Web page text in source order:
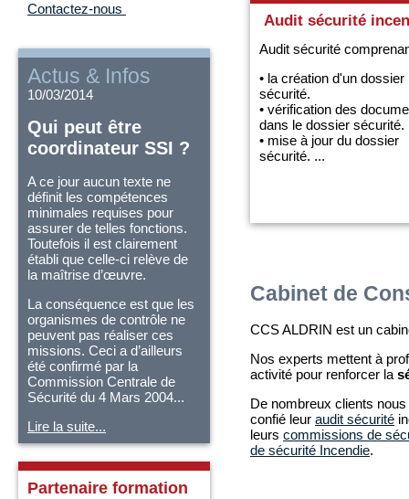
Contactez-nous
Actus & Infos
10/03/2014
Qui peut être
coordinateur SSI ?
A ce jour aucun texte ne
définit les compétences
minimales requises pour
assurer de telles fonctions.
Toutefois il est clairement
établi que celle-ci relève de
la maîtrise d’œuvre.
La conséquence est que les
organismes de contrôle ne
peuvent pas réaliser ces
missions. Ceci a d’ailleurs
été confirmé par la
Commission Centrale de
Sécurité du 4 Mars 2004...
Lire la suite...
Partenaire formation
Audit sécurité
Audit sécurité
• la création d'un dossier
sécurité.
• vérification des
dans le dossier sécurité.
• mise à jour du dossier
sécurité. ...
Cabinet de
CCS ALDRIN est un
Nos experts mettent à
activité pour renforcer la
De nombreux clients
confié leur audit sécurité
leurs commissions de
de sécurité Incendie.